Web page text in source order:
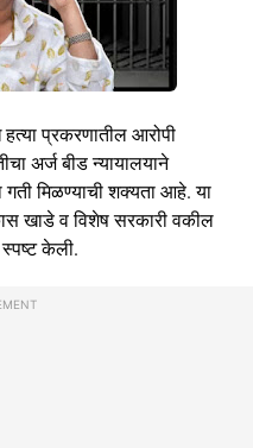
प्रकरणातील आरोपी
अर्ज बीड न्यायालयाने
मिळण्याची शक्यता आहे. या
खाडे व विशेष सरकारी वकील
केली.